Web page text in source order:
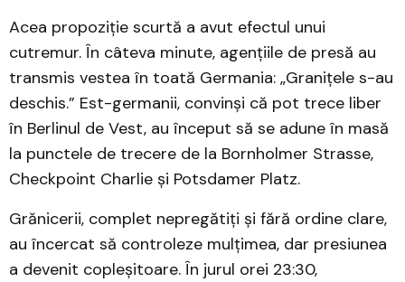
Acea propoziție scurtă a avut efectul unui
cutremur. În câteva minute, agențiile de presă au
transmis vestea în toată Germania: „Granițele s-au
deschis.” Est-germanii, convinși că pot trece liber
în Berlinul de Vest, au început să se adune în masă
la punctele de trecere de la Bornholmer Strasse,
Checkpoint Charlie și Potsdamer Platz.
Grănicerii, complet nepregătiți și fără ordine clare,
au încercat să controleze mulțimea, dar presiunea
a devenit copleșitoare. În jurul orei 23:30,